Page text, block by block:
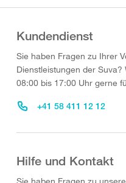
Kundendienst
Sie haben Fragen zu Ihrer
Dienstleistungen der
08:00 bis 17:00 Uhr gerne
+41 58 411 12 12
Hilfe und Kontakt